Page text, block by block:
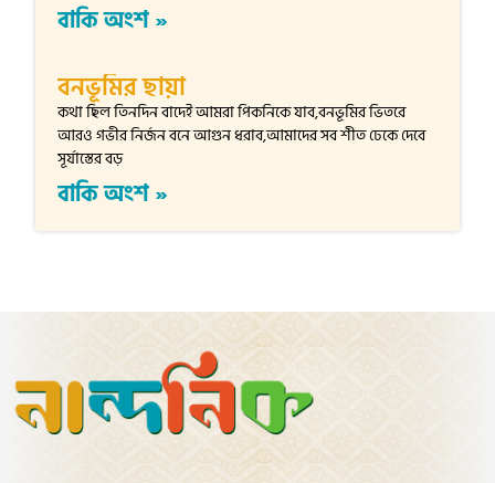
বাকি অংশ »
বনভূমির ছায়া
কথা ছিল তিনদিন বাদেই আমরা পিকনিকে যাব,বনভূমির ভিতরে
আরও গভীর নির্জন বনে আগুন ধরাব,আমাদের সব শীত ঢেকে দেবে
সূর্যাস্তের বড়
বাকি অংশ »